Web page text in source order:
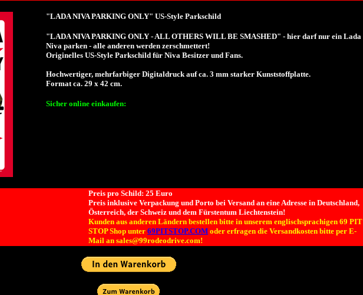
"LADA NIVA PARKING ONLY" US-Style Parkschild
"LADA NIVA PARKING ONLY - ALL OTHERS WILL BE SMASHED" - hier darf nur ein Lada
Niva parken - alle anderen werden zerschmettert!
Originelles US-Style Parkschild für Niva Besitzer und Fans.
Hochwertiger, mehrfarbiger Digitaldruck auf ca. 3 mm starker Kunststoffplatte.
Format ca. 29 x 42 cm.
Sicher online einkaufen:
Preis pro Schild: 25 Euro
Preis inklusive Verpackung und Porto bei Versand an eine Adresse in Deutschland,
Österreich, der Schweiz und dem Fürstentum Liechtenstein!
Kunden aus anderen Ländern bestellen bitte in unserem englischsprachigen 69 PIT
STOP Shop unter 69PITSTOP.COM oder erfragen die Versandkosten bitte per E-
Mail an sales@99rodeodrive.com!